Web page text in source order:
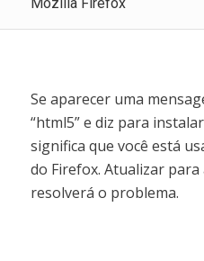
Se aparecer uma
“html5” e diz para
significa que você está
do Firefox. Atualizar
resolverá o problema.